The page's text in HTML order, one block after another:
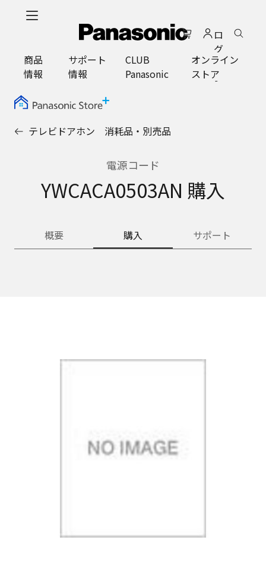
ロ
グ
イ
ン
商品
情報
サポート
情報
CLUB
Panasonic
オンライン
ストア
テレビドアホン 消耗品・別売品
電源コード
YWCACA0503AN 購入
概要 購入 サポート